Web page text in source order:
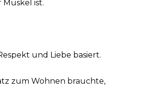
Muskel ist.
und Liebe basiert.
zum Wohnen brauchte,